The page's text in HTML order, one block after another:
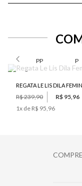
PP P
REGATA LE LIS DILA
R$ 239,90
R$ 95,96
1x de R$ 95,96